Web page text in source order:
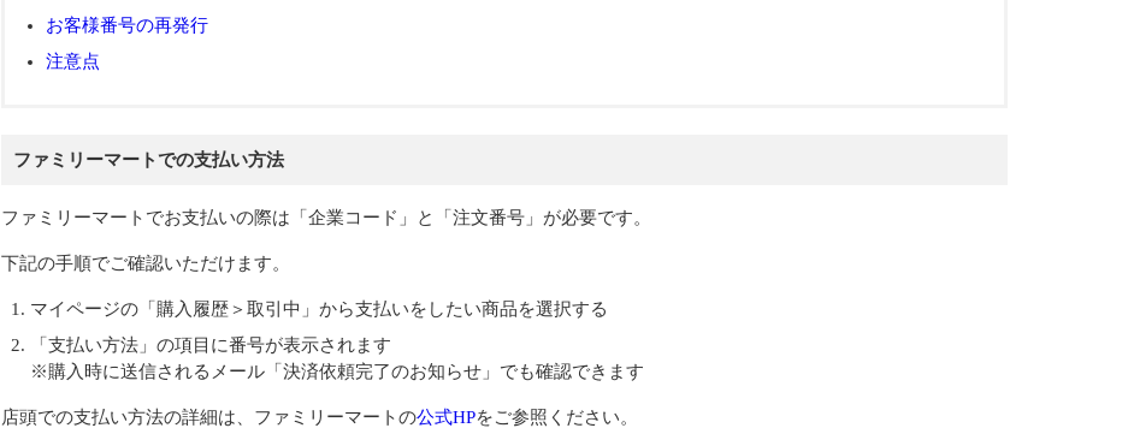
お客様番号の再発行
注意点
ファミリーマートでの支払い方法
ファミリーマートでお支払いの際は「企業コード」と「注文番号」が必要です。
下記の手順でご確認いただけます。
マイページの「購入履歴＞取引中」から支払いをしたい商品を選択する
「支払い方法」の項目に番号が表示されます
※購入時に送信されるメール「決済依頼完了のお知らせ」でも確認できます
店頭での支払い方法の詳細は、ファミリーマートの公式HPをご参照ください。